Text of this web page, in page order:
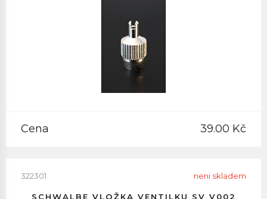
Cena 39.00 Kč
322301 neni skladem
SCHWALBE VLOŽKA VENTILKU SV V002